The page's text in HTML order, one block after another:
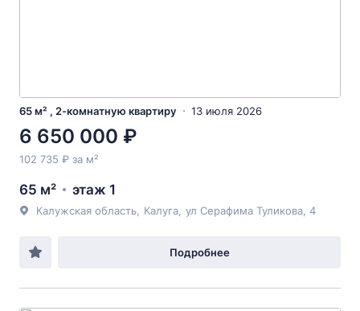
65 м² , 2-комнатную квартиру 13 июля 2026
6 650 000 ₽
102 735 ₽ за м²
65 м² этаж 1
Калужская область Калуга ул Серафима Туликова , 4
Подробнее